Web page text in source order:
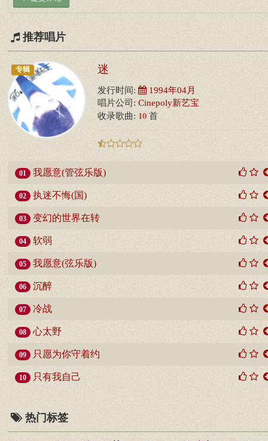
推荐唱片
专辑 迷
发行时间: 1994年04月
唱片公司: Cinepoly新艺宝
收录歌曲: 10 首
01 我愿意(管弦乐版)
02 执迷不悔(国)
03 变幻的世界在转
04 软弱
05 我愿意(弦乐版)
06 沉醉
07 冷战
08 心太野
09 只愿为你守着约
10 只有我自己
热门标签